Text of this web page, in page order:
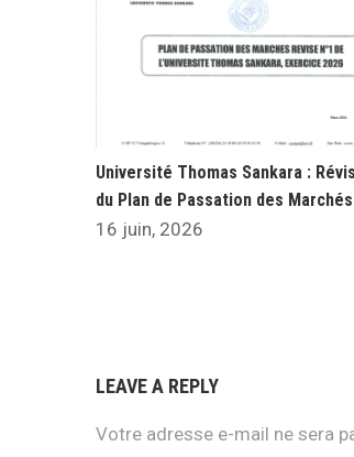
Université Thomas Sankara :
du Plan de Passation des
16 juin, 2026
LEAVE A REPLY
Votre adresse e-mail ne sera